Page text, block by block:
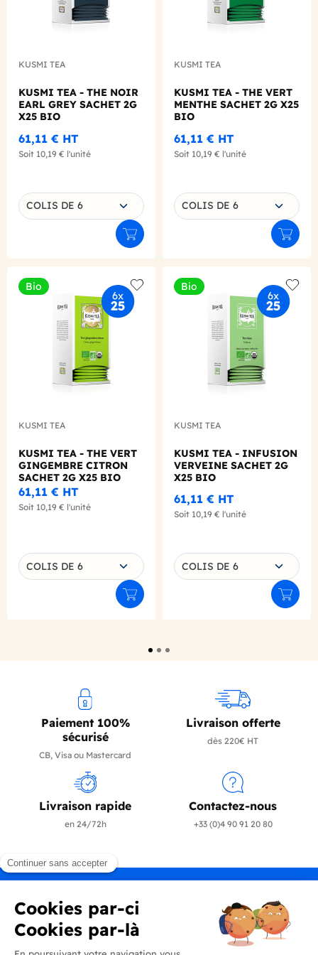
KUSMI TEA
KUSMI TEA - THE NOIR
EARL GREY SACHET 2G
X25 BIO
61,11 € HT
Soit 10,19 € l'unité
Choisissez une déclinaison
COLIS DE 6
Ajouter au panier
KUSMI TEA
KUSMI TEA - THE VERT
MENTHE SACHET 2G X25
BIO
61,11 € HT
Soit 10,19 € l'unité
Choisissez une déclinaison
COLIS DE 6
Bio
Add to wishlist
KUSMI TEA
KUSMI TEA - THE VERT
GINGEMBRE CITRON
SACHET 2G X25 BIO
61,11 € HT
Soit 10,19 € l'unité
Choisissez une déclinaison
COLIS DE 6
Ajouter au panier
Bio
Add
KUSMI TEA
KUSMI TEA - INFUSION
VERVEINE SACHET 2G
X25 BIO
61,11 € HT
Soit 10,19 € l'unité
Choisissez une déclinaison
COLIS DE 6
Paiement 100%
sécurisé
CB, Visa ou Mastercard
Livraison offerte
dès 220€ HT
Livraison rapide
en 24/72h
Contactez-nous
+33 (0)4 90 91 20 80